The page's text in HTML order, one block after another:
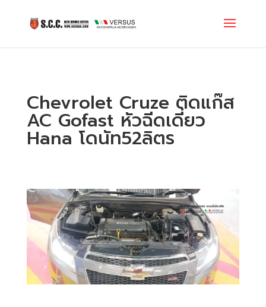
Chevrolet Cruze ติดแก๊ส
AC Gofast หัวฉีดเดี่ยว
Hana โดนัท52ลิตร